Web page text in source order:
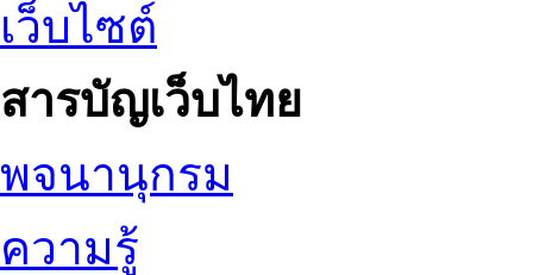
เว็บไซต์
สารบัญเว็บไทย
พจนานุกรม
ความรู้